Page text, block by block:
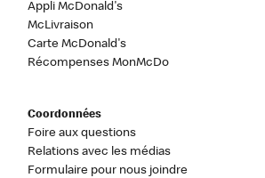
Appli McDonald's
McLivraison
Carte McDonald's
Récompenses MonMcDo
Coordonnées
Foire aux questions
Relations avec les médias
Formulaire pour nous joindre